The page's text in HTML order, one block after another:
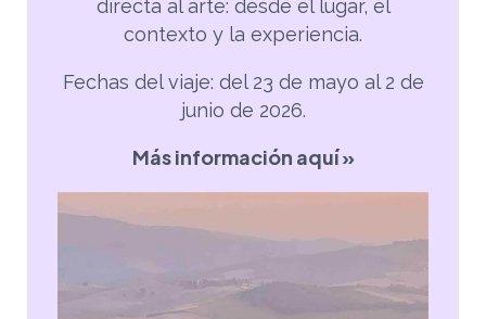
directa al arte: desde el lugar, el
contexto y la experiencia.
Fechas del viaje: del 23 de mayo al 2 de
junio de 2026.
Más información aquí »